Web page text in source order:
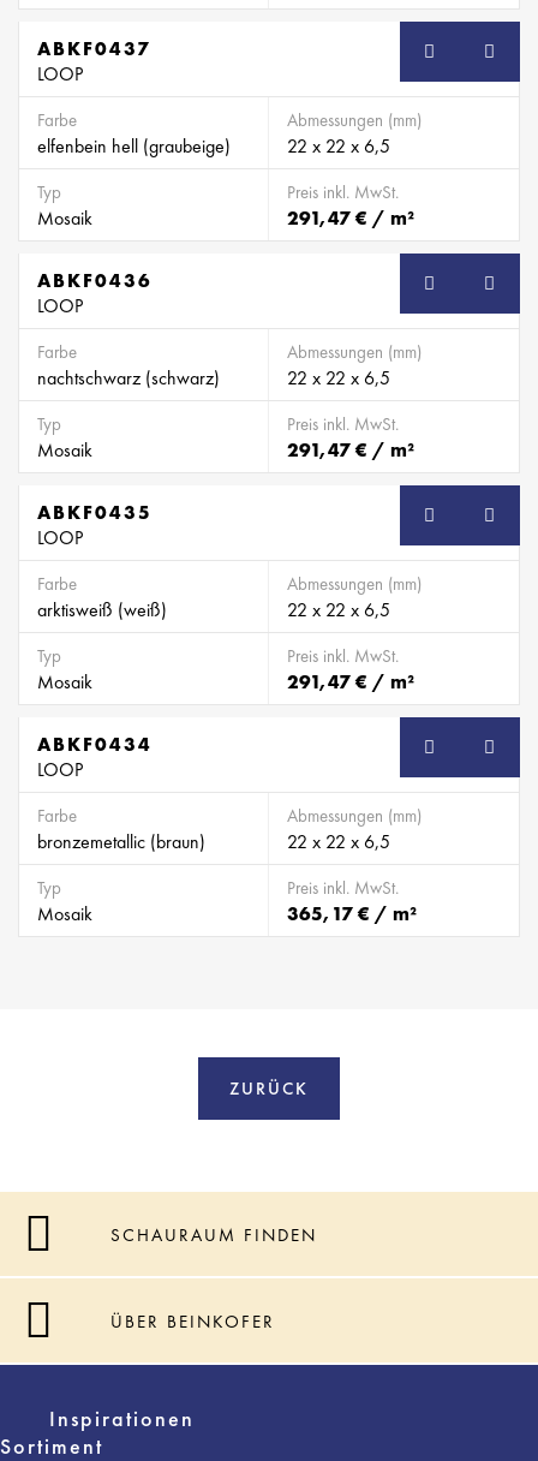
SB
ABKF0437
LOOP
Farbe
elfenbein hell (graubeige)
Abmessungen (mm)
22 x 22 x 6,5
Typ
Mosaik
Preis inkl. MwSt.
291,47 € / m²
SB
ABKF0436
LOOP
Farbe
nachtschwarz (schwarz)
Abmessungen (mm)
22 x 22 x 6,5
Typ
Mosaik
Preis inkl. MwSt.
291,47 € / m²
SB
ABKF0435
LOOP
Farbe
arktisweiß (weiß)
Abmessungen (mm)
22 x 22 x 6,5
Typ
Mosaik
Preis inkl. MwSt.
291,47 € / m²
SB
ABKF0434
LOOP
Farbe
bronzemetallic (braun)
Abmessungen (mm)
22 x 22 x 6,5
Typ
Mosaik
Preis inkl. MwSt.
365,17 € / m²
ZURÜCK
SCHAURAUM FINDEN
ÜBER BEINKOFER
Inspirationen
Sortiment